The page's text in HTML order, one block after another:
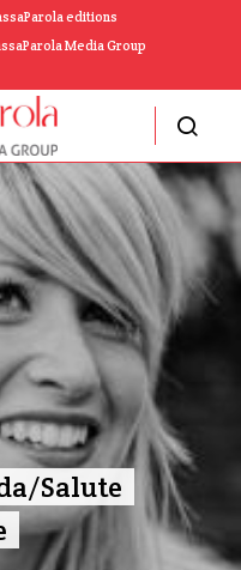
editions
Media Group
Salute